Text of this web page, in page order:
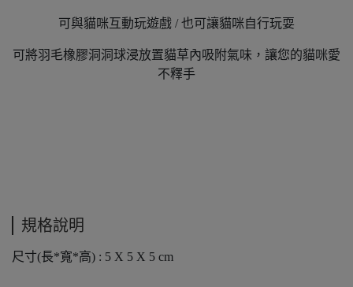
可與貓咪互動玩遊戲 / 也可讓貓咪自行玩耍
可將羽毛橡膠洞洞球浸放置貓草內吸附氣味，讓您的貓咪愛
不釋手
規格說明
尺寸(長*寬*高) : 5 X 5 X 5 cm